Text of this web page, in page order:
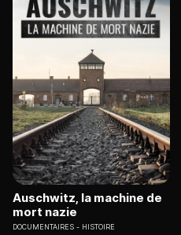
Auschwitz, la machine de
mort nazie
DOCUMENTAIRES HISTOIRE